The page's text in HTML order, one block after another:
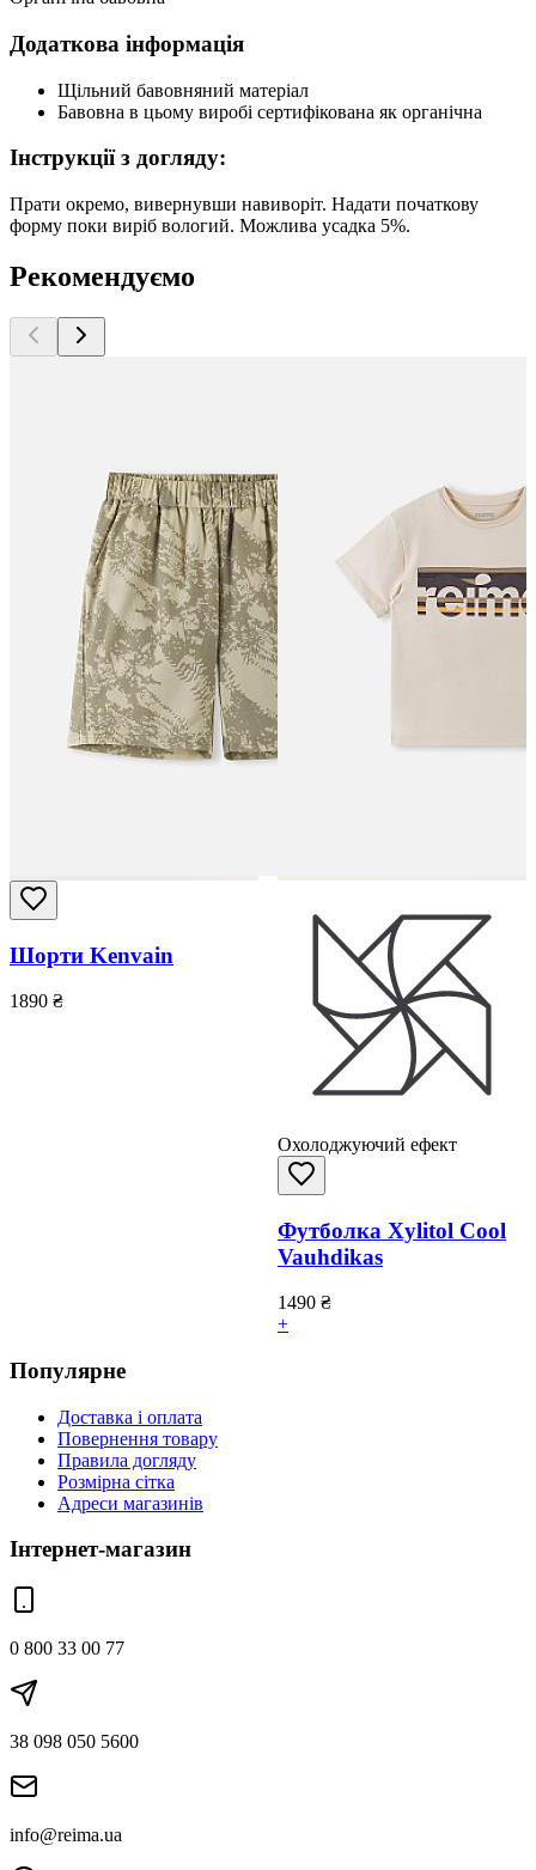
Додаткова інформація
Щільний бавовняний матеріал
Бавовна в цьому виробі сертифікована як органічна
Інструкції з догляду:
Прати окремо, вивернувши навиворіт. Надати початкову
форму поки виріб вологий. Можлива усадка 5%.
Рекомендуємо
Шорти Kenvain
1890 ₴
Охолоджуючий ефект
Футболка Xylitol Cool
Vauhdikas
1490 ₴
+
Популярне
Доставка і оплата
Повернення товару
Правила догляду
Розмірна сітка
Адреси магазинів
Інтернет-магазин
0 800 33 00 77
38 098 050 5600
info@reima.ua